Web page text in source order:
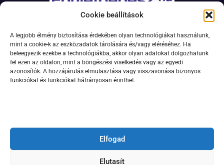
Cookie beállítások
A legjobb élmény biztosítása érdekében olyan technológiákat használunk,
mint a cookie-k az eszközadatok tárolására és/vagy eléréséhez. Ha
beleegyezik ezekbe a technológiákba, akkor olyan adatokat dolgozhatunk
fel ezen az oldalon, mint a böngészési viselkedés vagy az egyedi
azonosítók. A hozzájárulás elmulasztása vagy visszavonása bizonyos
funkciókat és funkciókat hátrányosan érinthet.
Elfogad
Elutasít
Adatkezelési szabályzat
Jogi nyilatkozat
Kapcsolat
Impresszum